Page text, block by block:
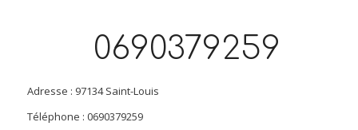
0690379259
Adresse : 97134 Saint-Louis
Téléphone : 0690379259